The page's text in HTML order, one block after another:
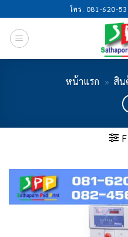
to
content
โทร. 081-620-
หน้าแรก » สิน